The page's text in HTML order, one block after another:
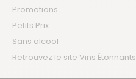
Promotions
Petits Prix
Sans alcool
Retrouvez le site Vins Étonnants